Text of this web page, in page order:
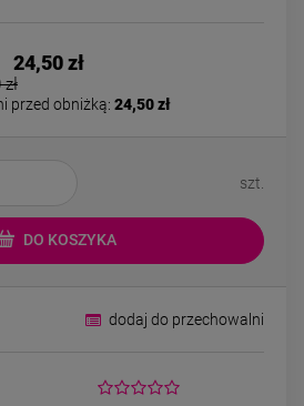
24,50 zł
przed obniżką: 24,50 zł
szt.
DO KOSZYKA
dodaj do przechowalni